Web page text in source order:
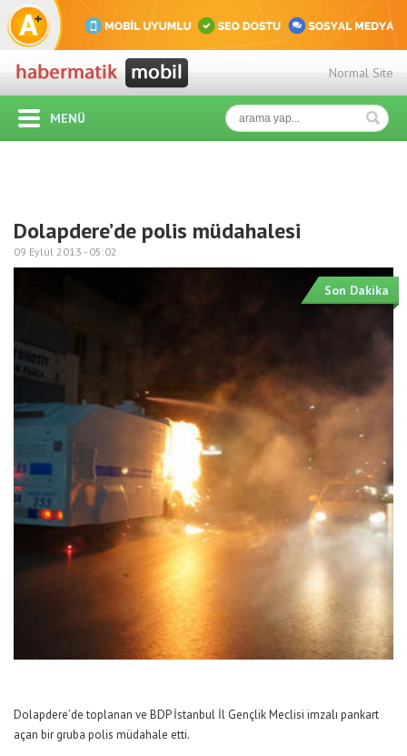
Normal Site
MENÜ
Dolapdere’de polis müdahalesi
09 Eylül 2013 - 05:02
Son Dakika
Dolapdere’de toplanan ve BDP İstanbul İl Gençlik Meclisi imzalı pankart
açan bir gruba polis müdahale etti.